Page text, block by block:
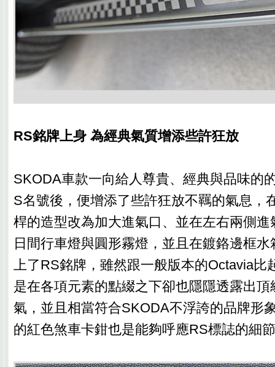
RS銘牌上身 為經典氣質增添些許狂放
SKODA車款一向給人尊貴、經典與品味的
S名號後，便增添了些許狂放不羈的氣息，
桿的造型改為加大進氣口、並在左右兩側
日間行車燈與圓形霧燈，並且在鍍鉻邊框
上了RS銘牌，雖然跟一般版本的Octavia比
是在各項元素的點綴之下卻也隱隱透露出
氣，並且相當符合SKODA不浮誇的品牌形
的紅色煞車卡鉗也是能夠呼應RS標誌的細